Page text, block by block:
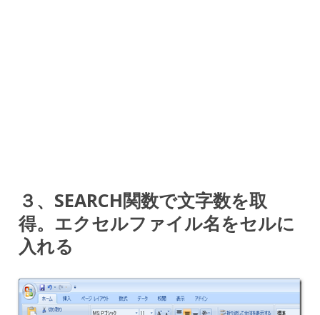
３、SEARCH関数で文字数を取
得。エクセルファイル名をセルに
入れる